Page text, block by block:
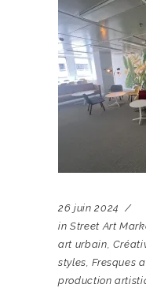
26 juin 2024
in Street Art
art urbain,
styles,Fresques
production